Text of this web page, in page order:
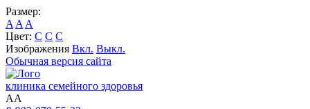
Размер:
A A A
Цвет: C C C
Изображения Вкл. Выкл.
Обычная версия сайта
клиника семейного здоровья
AA